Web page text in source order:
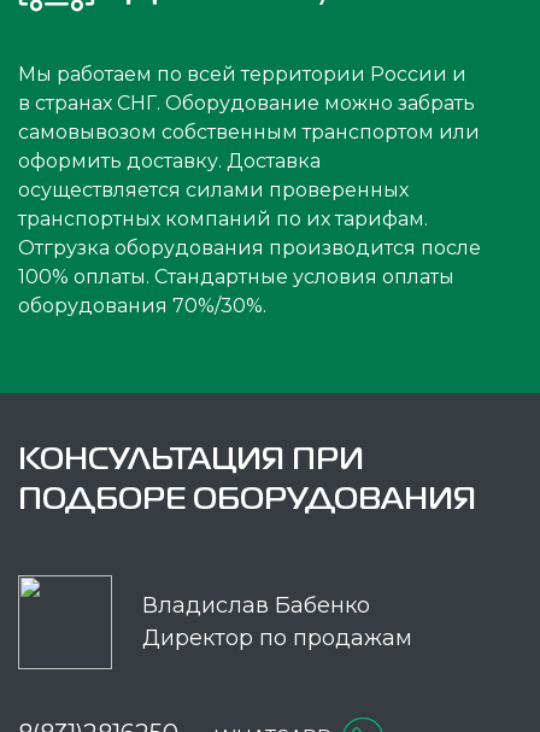
Мы работаем по всей территории России и
в странах СНГ. Оборудование можно забрать
самовывозом собственным транспортом или
оформить доставку. Доставка
осуществляется силами проверенных
транспортных компаний по их тарифам.
Отгрузка оборудования производится после
100% оплаты. Стандартные условия оплаты
оборудования 70%/30%.
КОНСУЛЬТАЦИЯ ПРИ
ПОДБОРЕ ОБОРУДОВАНИЯ
Владислав Бабенко
Директор по продажам